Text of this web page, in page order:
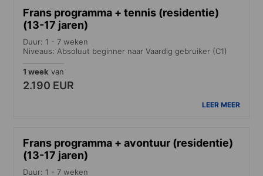
Frans programma + tennis (residentie)
(13-17 jaren)
Duur: 1 - 7 weken
Niveaus: Absoluut beginner naar Vaardig gebruiker (C1)
1 week van
2.190 EUR
LEER MEER
Frans programma + avontuur (residentie)
(13-17 jaren)
Duur: 1 - 7 weken